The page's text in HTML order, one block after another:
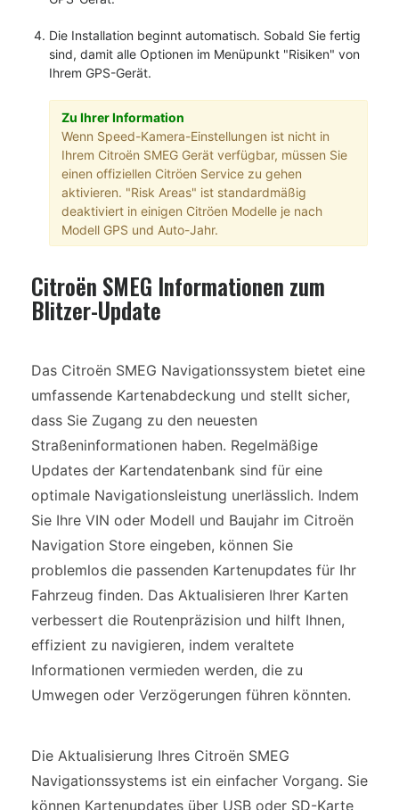
Die Installation beginnt automatisch. Sobald Sie fertig
sind, damit alle Optionen im Menüpunkt "Risiken" von
Ihrem GPS-Gerät.
Zu Ihrer Information
Wenn Speed-Kamera-Einstellungen ist nicht in
Ihrem Citroën SMEG Gerät verfügbar, müssen Sie
einen offiziellen Citröen Service zu gehen
aktivieren. "Risk Areas" ist standardmäßig
deaktiviert in einigen Citröen Modelle je nach
Modell GPS und Auto-Jahr.
Citroën SMEG Informationen zum
Blitzer-Update
Das Citroën SMEG Navigationssystem bietet eine
umfassende Kartenabdeckung und stellt sicher,
dass Sie Zugang zu den neuesten
Straßeninformationen haben. Regelmäßige
Updates der Kartendatenbank sind für eine
optimale Navigationsleistung unerlässlich. Indem
Sie Ihre VIN oder Modell und Baujahr im Citroën
Navigation Store eingeben, können Sie
problemlos die passenden Kartenupdates für Ihr
Fahrzeug finden. Das Aktualisieren Ihrer Karten
verbessert die Routenpräzision und hilft Ihnen,
effizient zu navigieren, indem veraltete
Informationen vermieden werden, die zu
Umwegen oder Verzögerungen führen könnten.
Die Aktualisierung Ihres Citroën SMEG
Navigationssystems ist ein einfacher Vorgang. Sie
können Kartenupdates über USB oder SD-Karte